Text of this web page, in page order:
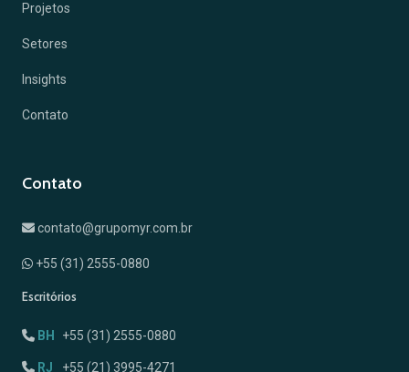
Projetos
Setores
Insights
Contato
Contato
contato@grupomyr.com.br
+55 (31) 2555-0880
Escritórios
BH +55 (31) 2555-0880
RJ +55 (21) 3995-4271